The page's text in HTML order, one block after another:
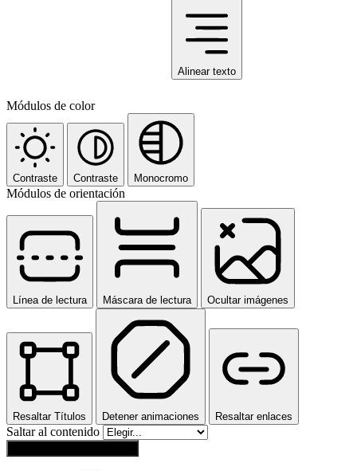
Alinear texto
Módulos de color
Contraste Contraste Monocromo
Módulos de orientación
Línea de lectura Máscara de lectura Ocultar imágenes
Resaltar Títulos Detener animaciones Resaltar enlaces
Saltar al contenido